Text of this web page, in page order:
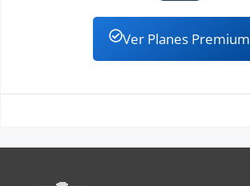
Ver Planes Premium